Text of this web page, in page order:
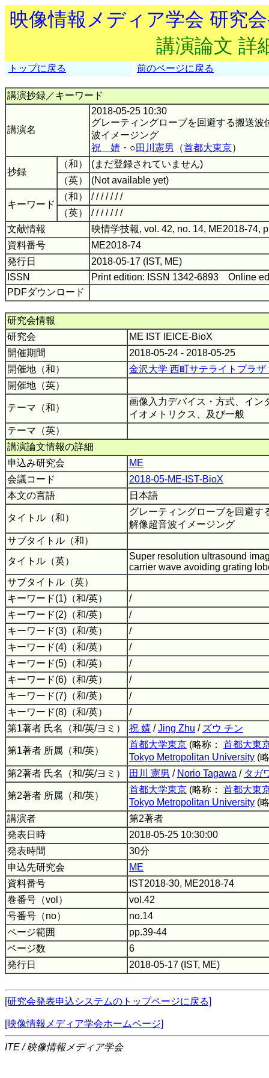
映像情報メディア学会 研究
講演論文 詳
トップに戻る 前のページに戻る
講演抄録／キーワード
講演名
2018-05-25 10:30
グレーティングローブを回避する搬送
波イメージング
祝 婧 ・○田川憲男 （首都大東京）
抄録
（和）
(まだ登録されていません)
（英）
(Not available yet)
キーワード
（和）
/ / / / / / /
（英）
/ / / / / / /
文献情報
映情学技報, vol. 42, no. 14, ME2018-74,
資料番号
ME2018-74
発行日
2018-05-17 (IST, ME)
ISSN
Print edition: ISSN 1342-6893 Online
PDFダウンロード
研究会情報
研究会
ME IST IEICE-BioX
開催期間
2018-05-24 - 2018-05-25
開催地（和）
金沢大学 西町サテライトプラザ
開催地（英）
テーマ（和）
画像入力デバイス・方式、イン
イオメトリクス、及び一般
テーマ（英）
講演論文情報の詳細
申込み研究会
ME
会議コード
2018-05-ME-IST-BioX
本文の言語
日本語
タイトル（和）
グレーティングローブを回避す
解像超音波イメージング
サブタイトル（和）
タイトル（英）
Super resolution ultrasound
carrier wave avoiding grating
サブタイトル（英）
キーワード(1)（和/英）
/
キーワード(2)（和/英）
/
キーワード(3)（和/英）
/
キーワード(4)（和/英）
/
キーワード(5)（和/英）
/
キーワード(6)（和/英）
/
キーワード(7)（和/英）
/
キーワード(8)（和/英）
/
第1著者 氏名（和/英/ヨミ）
祝 婧 /Jing Zhu / ズウ チン
第1著者 所属（和/英）
首都大学東京 (略称： 首都大東
Tokyo Metropolitan University (
第2著者 氏名（和/英/ヨミ）
田川 憲男 / Norio Tagawa / タガ
第2著者 所属（和/英）
首都大学東京 (略称： 首都大東
Tokyo Metropolitan University (
講演者
第2著者
発表日時
2018-05-25 10:30:00
発表時間
30分
申込先研究会
ME
資料番号
IST2018-30, ME2018-74
巻番号（vol）
vol.42
号番号（no）
no.14
ページ範囲
pp.39-44
ページ数
6
発行日
2018-05-17 (IST, ME)
[研究会発表申込システムのトップページに戻る]
[映像情報メディア学会ホームページ]
ITE / 映像情報メディア学会